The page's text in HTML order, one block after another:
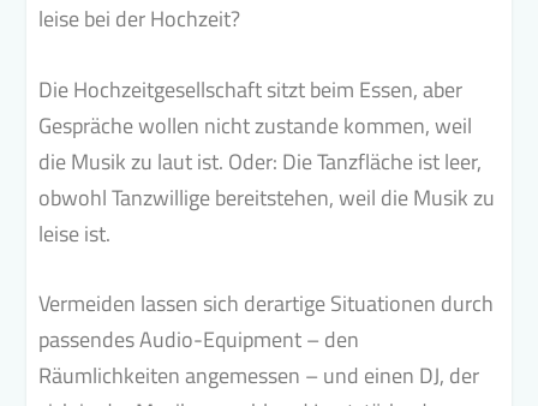
leise bei der Hochzeit?
Die Hochzeitgesellschaft sitzt beim Essen, aber
Gespräche wollen nicht zustande kommen, weil
die Musik zu laut ist. Oder: Die Tanzfläche ist leer,
obwohl Tanzwillige bereitstehen, weil die Musik zu
leise ist.
Vermeiden lassen sich derartige Situationen durch
passendes Audio-Equipment – den
Räumlichkeiten angemessen – und einen DJ, der